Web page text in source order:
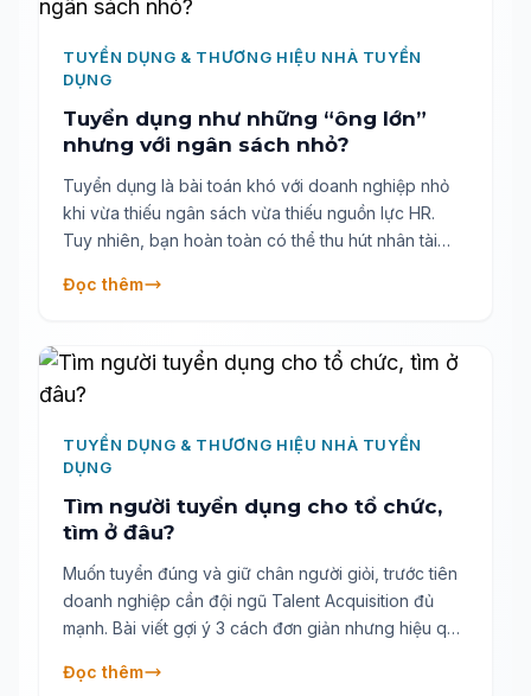
TUYỂN DỤNG & THƯƠNG HIỆU NHÀ TUYỂN
DỤNG
Tuyển dụng như những “ông lớn”
nhưng với ngân sách nhỏ?
Tuyển dụng là bài toán khó với doanh nghiệp nhỏ
khi vừa thiếu ngân sách vừa thiếu nguồn lực HR.
Tuy nhiên, bạn hoàn toàn có thể thu hút nhân tài
bộ, chương trình giới thiệu, tối ưu tin tuyển dụng, xây
mềm HR. Cùng khám phá cách “tuyển đúng - tuyển
nhanh” mà không cần chi quá nhiều.
Đọc thêm
TUYỂN DỤNG & THƯƠNG HIỆU NHÀ TUYỂN
DỤNG
Tìm người tuyển dụng cho tổ chức,
tìm ở đâu?
Muốn tuyển đúng và giữ chân người giỏi, trước tiên
doanh nghiệp cần đội ngũ Talent Acquisition đủ
mạnh. Bài viết gợi ý 3 cách đơn giản nhưng hiệu quả
trong và bên ngoài doanh nghiệp: từ tận dụng
Đọc thêm